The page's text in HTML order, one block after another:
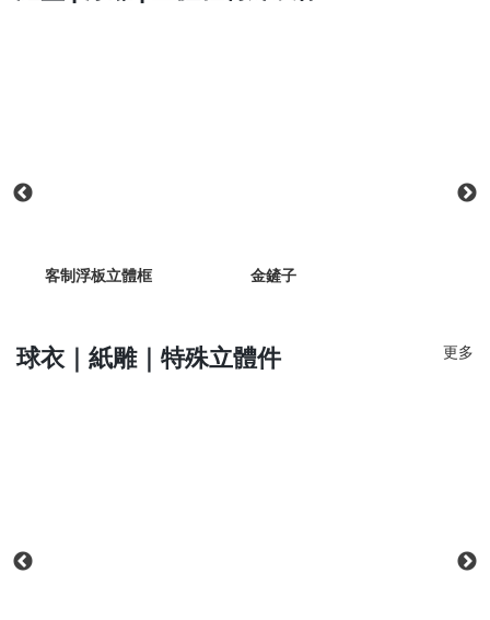
客制浮板立體框 金鏟子
球衣｜紙雕｜特殊立體件 更多